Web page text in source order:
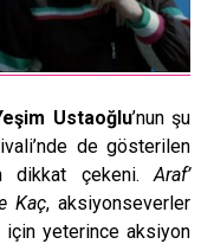
Ustaoğlu’nun şu
de gösterilen
dikkat çekeni.Araf’
Kaç, aksiyonseverler
için yeterince aksiyon